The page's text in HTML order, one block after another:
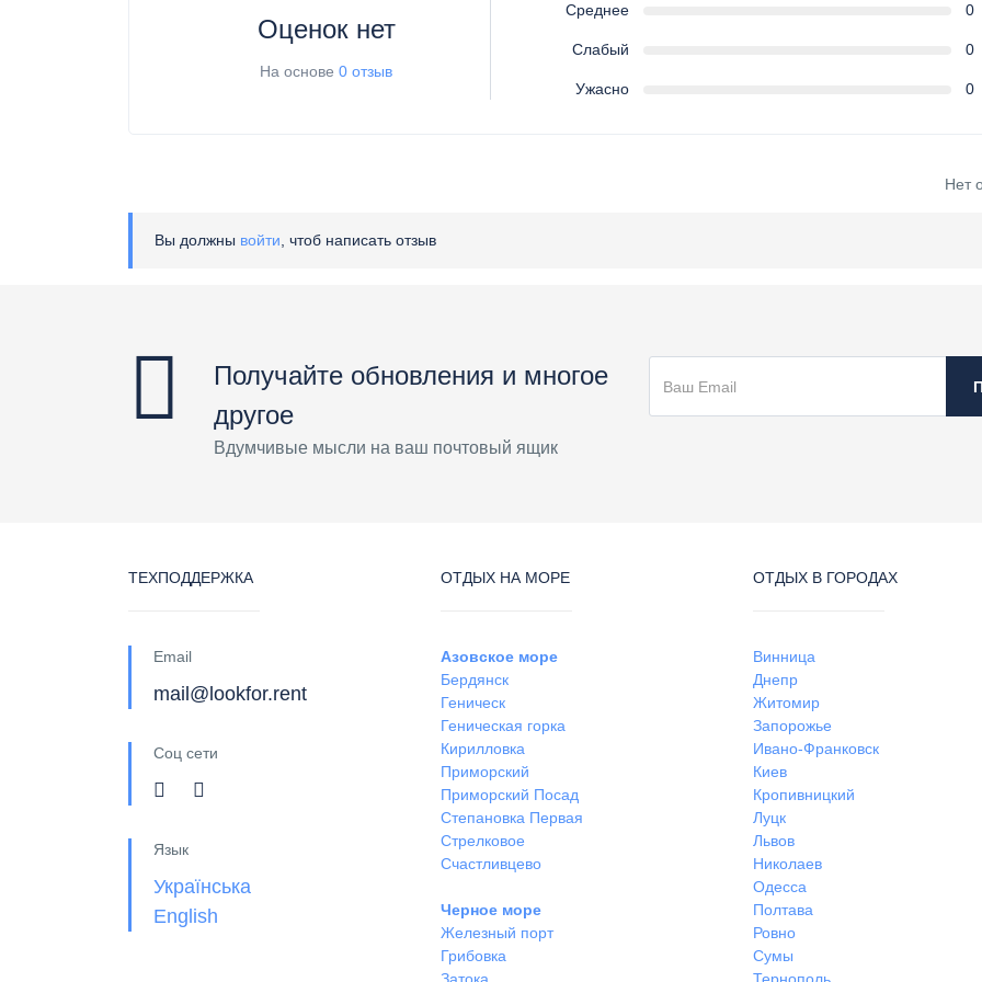
Оценок нет
На основе0 отзыв
Среднее 0
Слабый 0
Ужасно 0
Нет
Вы должны войти , чтоб написать отзыв
Получайте обновления и многое
другое
Вдумчивые мысли на ваш почтовый ящик
ТЕХПОДДЕРЖКА
Email
mail@lookfor.rent
Соц сети
Язык
Українська
English
ОТДЫХ НА МОРЕ
Азовское море
Бердянск
Геническ
Геническая горка
Кирилловка
Приморский
Приморский Посад
Степановка Первая
Стрелковое
Счастливцево
Черное море
Железный порт
Грибовка
ОТДЫХ В ГОРОДАХ
Винница
Днепр
Житомир
Запорожье
Ивано-Франковск
Киев
Кропивницкий
Луцк
Львов
Николаев
Одесса
Полтава
Ровно
Сумы